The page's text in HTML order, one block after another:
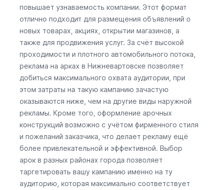
повышает узнаваемость компании. Этот формат
отлично подходит для размещения объявлений о
новых товарах, акциях, открытии магазинов, а
также для продвижения услуг. За счёт высокой
проходимости и плотного автомобильного потока,
реклама на арках в Нижневартовске позволяет
добиться максимального охвата аудитории, при
этом затраты на такую кампанию зачастую
оказываются ниже, чем на другие виды наружной
рекламы. Кроме того, оформление арочных
конструкций возможно с учётом фирменного стиля
и пожеланий заказчика, что делает рекламу ещё
более привлекательной и эффективной. Выбор
арок в разных районах города позволяет
таргетировать вашу кампанию именно на ту
аудиторию, которая максимально соответствует